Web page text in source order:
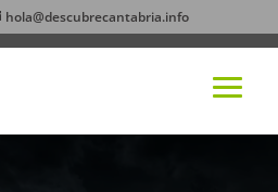
hola@descubrecantabria.info